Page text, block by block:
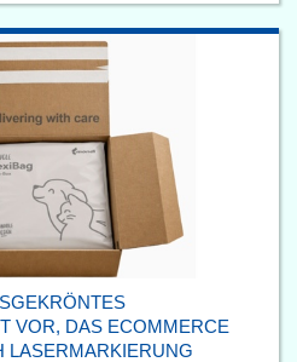
VOR, DAS ECOMMERCE
LASERMARKIERUNG